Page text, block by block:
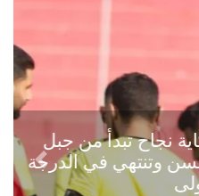
من جبل
الدرجة
Next